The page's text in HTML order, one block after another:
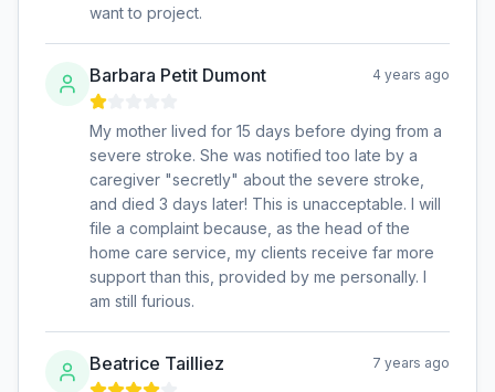
want to project.
Barbara Petit Dumont 4 years ago
My mother lived for 15 days before dying from a
severe stroke. She was notified too late by a
caregiver "secretly" about the severe stroke,
and died 3 days later! This is unacceptable. I will
file a complaint because, as the head of the
home care service, my clients receive far more
support than this, provided by me personally. I
am still furious.
Beatrice Tailliez 7 years ago